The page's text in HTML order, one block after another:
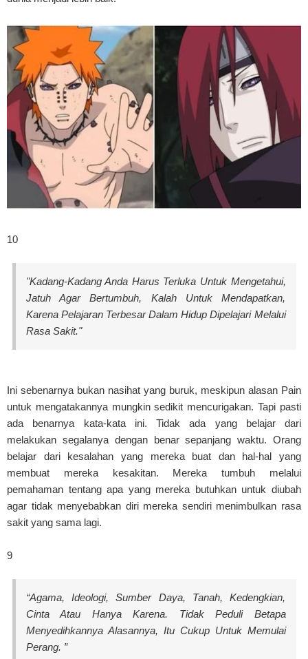
10
"Kadang-Kadang Anda Harus Terluka Untuk Mengetahui,
Jatuh Agar Bertumbuh, Kalah Untuk Mendapatkan,
Karena Pelajaran Terbesar Dalam Hidup Dipelajari Melalui
Rasa Sakit."
Ini sebenarnya bukan nasihat yang buruk, meskipun alasan Pain
untuk mengatakannya mungkin sedikit mencurigakan. Tapi pasti
ada benarnya kata-kata ini. Tidak ada yang belajar dari
melakukan segalanya dengan benar sepanjang waktu. Orang
belajar dari kesalahan yang mereka buat dan hal-hal yang
membuat mereka kesakitan. Mereka tumbuh melalui
pemahaman tentang apa yang mereka butuhkan untuk diubah
agar tidak menyebabkan diri mereka sendiri menimbulkan rasa
sakit yang sama lagi.
9
“Agama, Ideologi, Sumber Daya, Tanah, Kedengkian,
Cinta Atau Hanya Karena. Tidak Peduli Betapa
Menyedihkannya Alasannya, Itu Cukup Untuk Memulai
Perang. ”